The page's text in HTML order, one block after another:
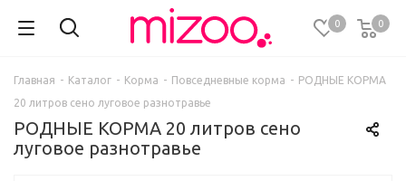
0 0
Главная - Каталог - Корма - Повседневные корма - РОДНЫЕ КОРМА
20 литров сено луговое разнотравье
РОДНЫЕ КОРМА 20 литров сено
луговое разнотравье